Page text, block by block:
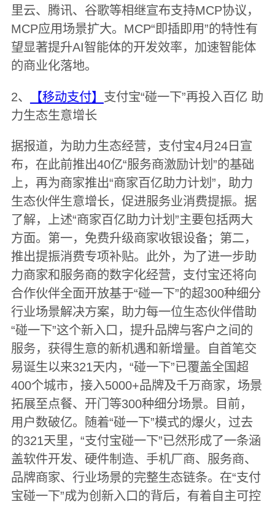
里云、腾讯、谷歌等相继宣布支持MCP协议，
MCP应用场景扩大。MCP“即插即用”的特性有
望显著提升AI智能体的开发效率，加速智能体
的商业化落地。
2、 【移动支付】 支付宝“碰一下”再投入百亿 助
力生态生意增长
据报道，为助力生态经营，支付宝4月24日宣
布，在此前推出40亿“服务商激励计划”的基础
上，再为商家推出“商家百亿助力计划”，助力
生态伙伴生意增长，促进服务业消费提振。据
了解，上述“商家百亿助力计划”主要包括两大
方面。第一，免费升级商家收银设备；第二，
推出提振消费专项补贴。此外，为了进一步助
力商家和服务商的数字化经营，支付宝还将向
合作伙伴全面开放基于“碰一下”的超300种细分
行业场景解决方案，助力每一位生态伙伴借助
“碰一下”这个新入口，提升品牌与客户之间的
服务，获得生意的新机遇和新增量。自首笔交
易诞生以来321天内，“碰一下”已覆盖全国超
400个城市，接入5000+品牌及千万商家，场景
拓展至点餐、开门等300种细分场景。目前，
用户数破亿。随着“碰一下”模式的爆火，过去
的321天里，“支付宝碰一下”已然形成了一条涵
盖软件开发、硬件制造、手机厂商、服务商、
品牌商家、行业场景的完整生态链条。在“支付
宝碰一下”成为创新入口的背后，有着自主可控